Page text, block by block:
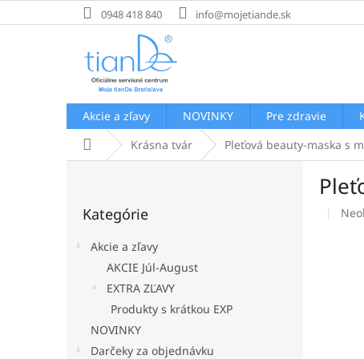
na
0948 418 840 info@mojetiande.sk
Akcie a zľavy NOVINKY Pre zdravie
DomovKrásna tvár Pleťová beauty-maska s
kategórie
Kategórie
Akcie a zľavy
AKCIE Júl-August
EXTRA ZĽAVY
Produkty s krátkou EXP
NOVINKY
Darčeky za objednávku